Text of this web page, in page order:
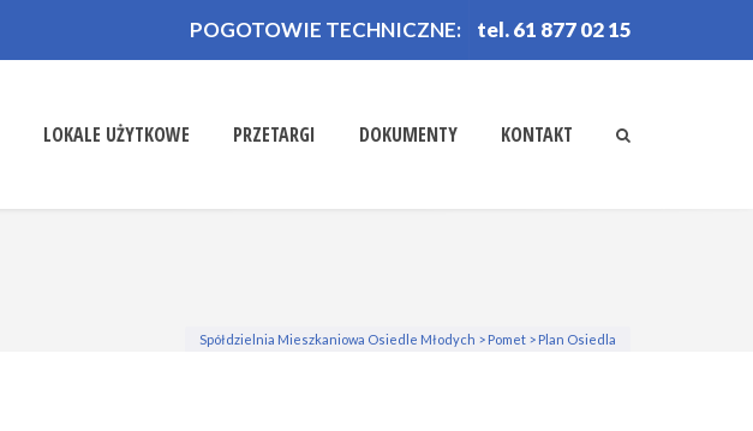
POGOTOWIE TECHNICZNE: tel. 61 877 02 15
LOKALE UŻYTKOWE PRZETARGI DOKUMENTY KONTAKT
Spółdzielnia Mieszkaniowa Osiedle Młodych > Pomet > Plan Osiedla